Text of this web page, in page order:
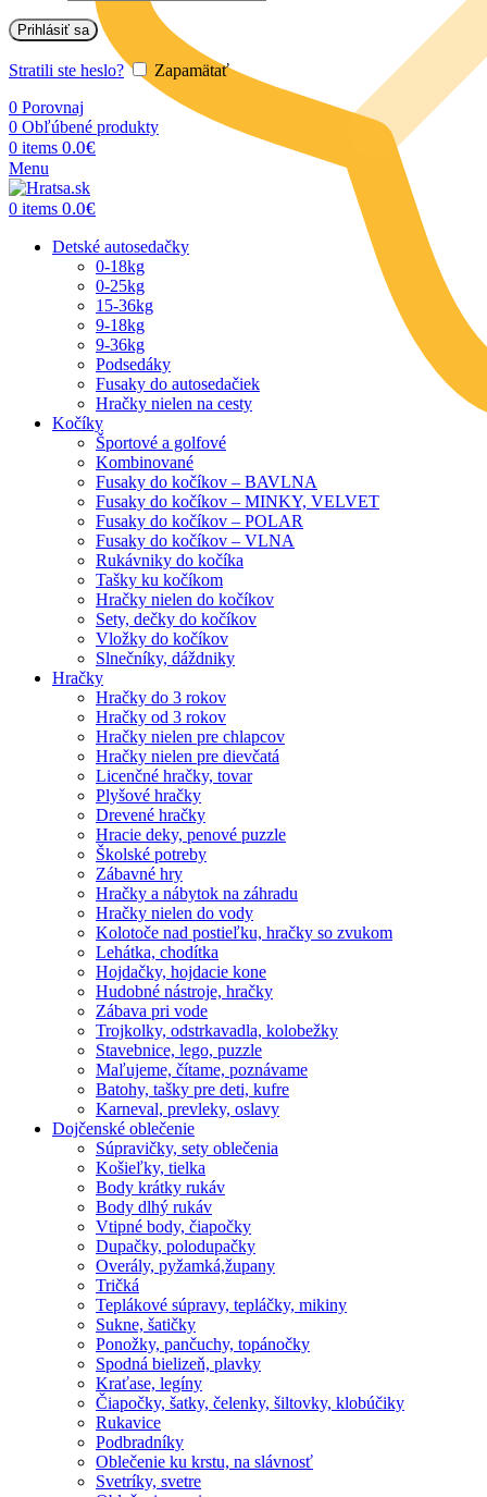
Prihlásiť sa
Stratili ste heslo?
Zapamätať
0 Porovnaj
0 Obľúbené produkty
0 items 0.0€
Menu
0 items 0.0€
Detské autosedačky
0-18kg
0-25kg
15-36kg
9-18kg
9-36kg
Podsedáky
Fusaky do autosedačiek
Hračky nielen na cesty
Kočíky
Športové a golfové
Kombinované
Fusaky do kočíkov – BAVLNA
Fusaky do kočíkov – MINKY, VELVET
Fusaky do kočíkov – POLAR
Fusaky do kočíkov – VLNA
Rukávniky do kočíka
Tašky ku kočíkom
Hračky nielen do kočíkov
Sety, dečky do kočíkov
Vložky do kočíkov
Slnečníky, dáždniky
Hračky
Hračky do 3 rokov
Hračky od 3 rokov
Hračky nielen pre chlapcov
Hračky nielen pre dievčatá
Licenčné hračky, tovar
Plyšové hračky
Drevené hračky
Hracie deky, penové puzzle
Školské potreby
Zábavné hry
Hračky a nábytok na záhradu
Hračky nielen do vody
Kolotoče nad postieľku, hračky so zvukom
Lehátka, chodítka
Hojdačky, hojdacie kone
Hudobné nástroje, hračky
Zábava pri vode
Trojkolky, odstrkavadla, kolobežky
Stavebnice, lego, puzzle
Maľujeme, čítame, poznávame
Batohy, tašky pre deti, kufre
Karneval, prevleky, oslavy
Dojčenské oblečenie
Súpravičky, sety oblečenia
Košieľky, tielka
Body krátky rukáv
Body dlhý rukáv
Vtipné body, čiapočky
Dupačky, polodupačky
Overály, pyžamká,župany
Tričká
Teplákové súpravy, tepláčky, mikiny
Sukne, šatičky
Ponožky, pančuchy, topánočky
Spodná bielizeň, plavky
Kraťase, legíny
Čiapočky, šatky, čelenky, šiltovky, klobúčiky
Rukavice
Podbradníky
Oblečenie ku krstu, na slávnosť
Svetríky, svetre